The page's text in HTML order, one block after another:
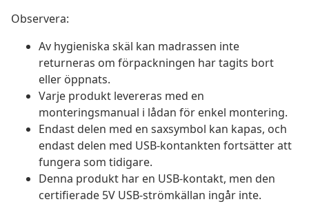
Observera:
Av hygieniska skäl kan madrassen inte
returneras om förpackningen har tagits bort
eller öppnats.
Varje produkt levereras med en
monteringsmanual i lådan för enkel montering.
Endast delen med en saxsymbol kan kapas, och
endast delen med USB-kontankten fortsätter att
fungera som tidigare.
Denna produkt har en USB-kontakt, men den
certifierade 5V USB-strömkällan ingår inte.